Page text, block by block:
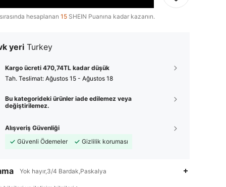
hesaplanan 15 SHEIN Puanına kadar kazanın.
yeri Turkey
Kargo ücreti 470,74TL kadar düşük
Tah. Teslimat: Ağustos 15 - Ağustos 18
Bu kategorideki ürünler iade edilemez veya
değiştirilemez.
Alışveriş Güvenliği
Güvenli Ödemeler
Gizlilik koruması
Yok hayır,3/4 Bardak,Paskalya